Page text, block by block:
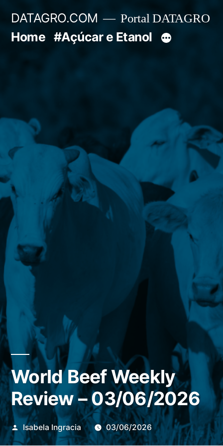
DATAGRO.COM Portal DATAGRO
Home #Açúcar e Etanol
World Beef Weekly
Review – 03/06/2026
Publicado
por
Isabela Ingracia 03/06/2026